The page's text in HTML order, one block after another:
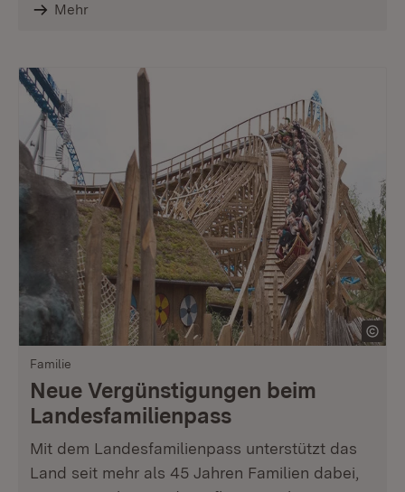
Mehr
Familie
Neue Vergünstigungen beim
Landesfamilienpass
Mit dem Landesfamilienpass unterstützt das
Land seit mehr als 45 Jahren Familien dabei,